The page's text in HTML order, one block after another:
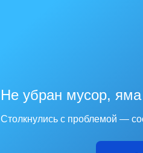
Не убран мусор,
Столкнулись с проблемой —